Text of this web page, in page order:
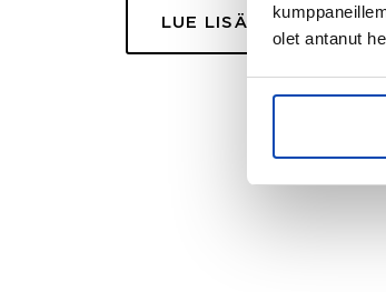
olet antanut
LUE LISÄÄ